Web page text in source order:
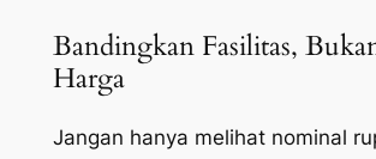
Bandingkan Fasilitas,
Harga
Jangan hanya melihat nominal